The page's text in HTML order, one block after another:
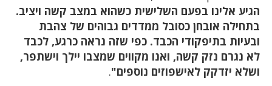
הגיע אלינו בפעם השלישית כשהוא במצב קשה ויציב.
בתחילה אובחן כסובל ממדדים גבוהים של צהבת
ובעיות בתיפקודי הכבד. כפי שזה נראה כרגע, לכבד
לא נגרם נזק קשה, ואנו מקווים שמצבו יילך וישתפר,
ושלא יזדקק לאישפוזים נוספים".